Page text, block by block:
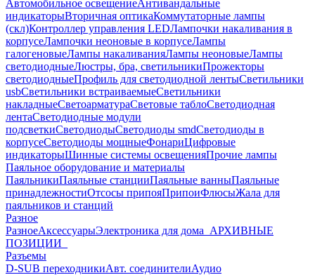
Автомобильное освещениеАнтивандальные
индикаторыВторичная оптикаКоммутаторные лампы
(скл)Контроллер управления LEDЛампочки накаливания в
корпусеЛампочки неоновые в корпусеЛампы
галогеновыеЛампы накаливанияЛампы неоновыеЛампы
светодиодныеЛюстры, бра, светильникиПрожекторы
светодиодныеПрофиль для светодиодной лентыСветильники
usbСветильники встраиваемыеСветильники
накладныеСветоарматураСветовые таблоСветодиодная
лентаСветодиодные модули
подсветкиСветодиодыСветодиоды smdСветодиоды в
корпусеСветодиоды мощныеФонариЦифровые
индикаторыШинные системы освещенияПрочие лампы
Паяльное оборудование и материалы
ПаяльникиПаяльные станцииПаяльные ванныПаяльные
принадлежностиОтсосы припояПрипоиФлюсыЖала для
паяльников и станций
Разное
РазноеАксессуарыЭлектроника для дома _АРХИВНЫЕ
ПОЗИЦИИ_
Разъемы
D-SUB переходникиАвт. соединителиАудио